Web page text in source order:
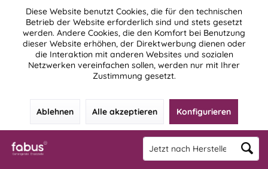
Diese Website benutzt Cookies, die für den technischen
Betrieb der Website erforderlich sind und stets gesetzt
werden. Andere Cookies, die den Komfort bei Benutzung
dieser Website erhöhen, der Direktwerbung dienen oder
die Interaktion mit anderen Websites und sozialen
Netzwerken vereinfachen sollen, werden nur mit Ihrer
Zustimmung gesetzt.
Ablehnen Alle akzeptieren Konfigurieren